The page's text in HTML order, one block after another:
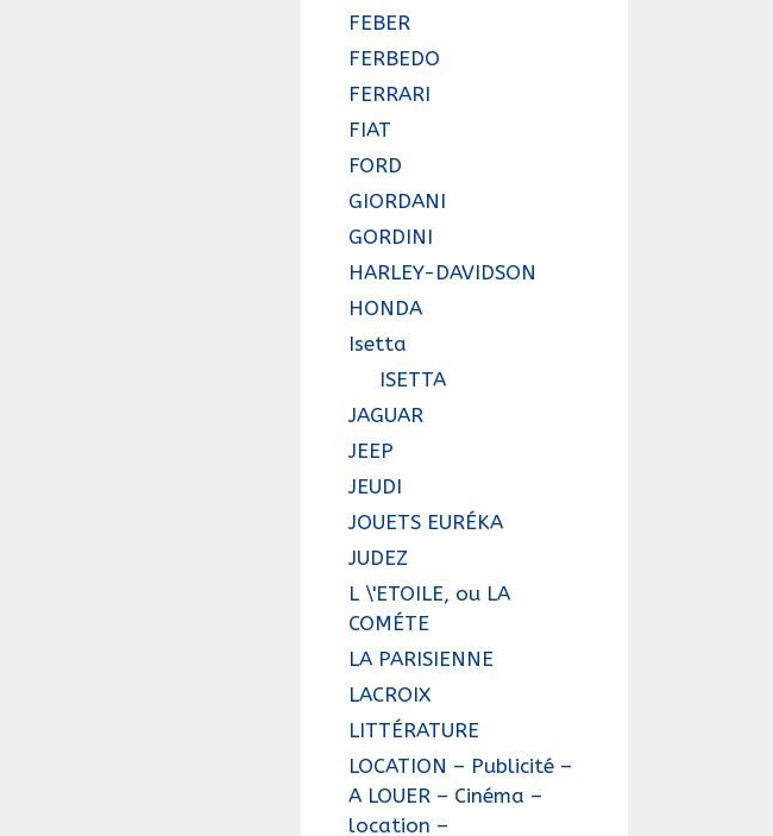
FEBER
FERBEDO
FERRARI
FIAT
FORD
GIORDANI
GORDINI
HARLEY-DAVIDSON
HONDA
Isetta
ISETTA
JAGUAR
JEEP
JEUDI
JOUETS EURÉKA
JUDEZ
L \'ETOILE, ou LA
COMÉTE
LA PARISIENNE
LACROIX
LITTÉRATURE
LOCATION – Publicité –
A LOUER – Cinéma –
location –